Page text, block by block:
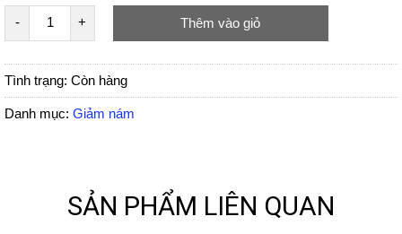
Thêm vào giỏ
Tình trạng: Còn hàng
Danh mục: Giảm nám
SẢN PHẨM LIÊN QUAN